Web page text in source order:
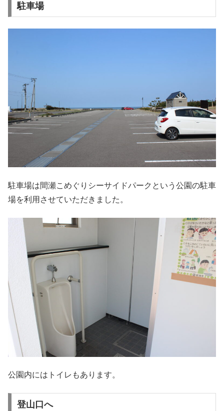
駐車場
駐車場は間瀬こめぐりシーサイドパークという公園の駐車
場を利用させていただきました。
公園内にはトイレもあります。
登山口へ